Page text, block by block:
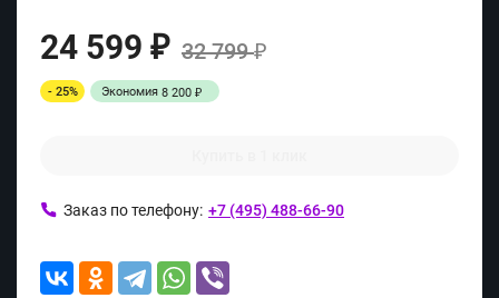
24 599 ₽ 32 799₽
- 25% Экономия 8 200 ₽
Заказ по телефону: +7 (495) 488-66-90